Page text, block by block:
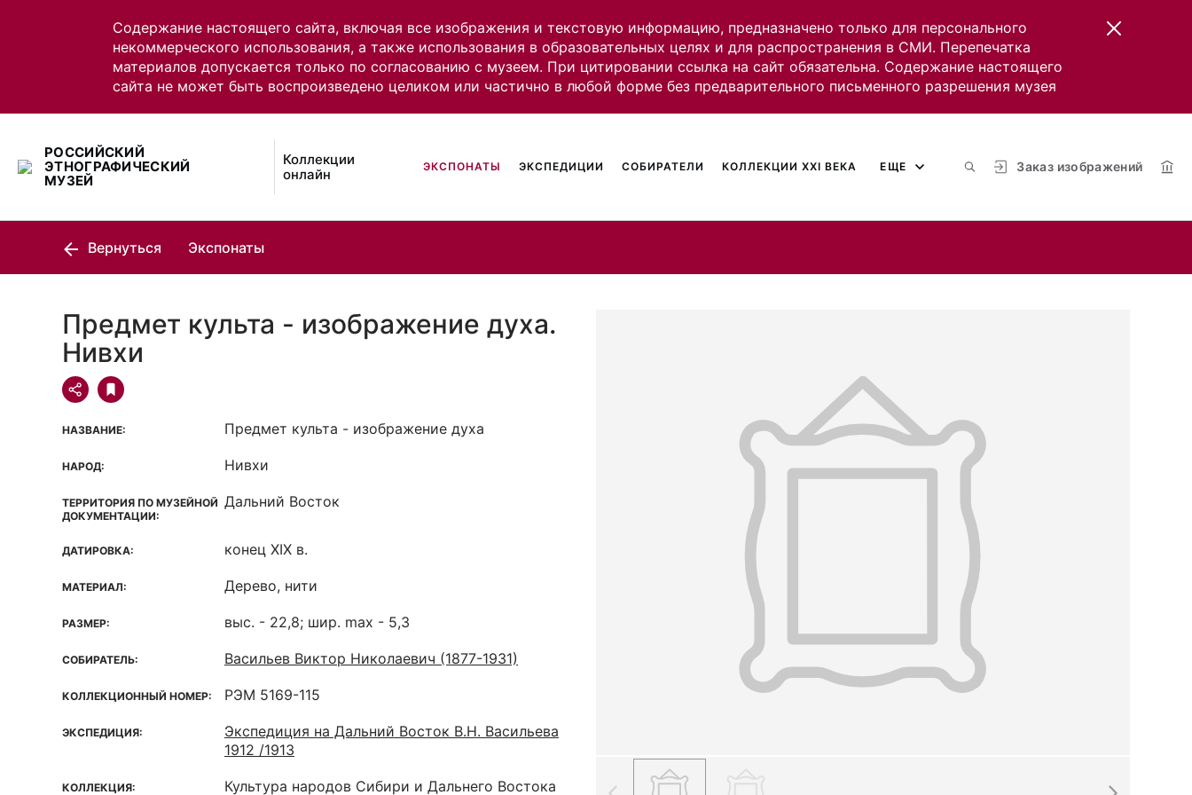
Содержание настоящего сайта, включая все изображения и текстовую информацию, предназначено только для персонального
некоммерческого использования, а также использования в образовательных целях и для распространения в СМИ. Перепечатка
материалов допускается только по согласованию с музеем. При цитировании ссылка на сайт обязательна. Содержание настоящего
сайта не может быть воспроизведено целиком или частично в любой форме без предварительного письменного разрешения музея
РОССИЙСКИЙ
ЭТНОГРАФИЧЕСКИЙ
МУЗЕЙ
Коллекции
онлайн
Заказ изображений
ЭКСПОНАТЫ ЭКСПЕДИЦИИ СОБИРАТЕЛИ КОЛЛЕКЦИИ XXI ВЕКА ЕЩЕ
Вернуться Экспонаты
Предмет культа - изображение духа.
Нивхи
НАЗВАНИЕ: Предмет культа - изображение духа
НАРОД: Нивхи
ТЕРРИТОРИЯ ПО МУЗЕЙНОЙ
ДОКУМЕНТАЦИИ:
Дальний Восток
ДАТИРОВКА: конец XIX в.
МАТЕРИАЛ: Дерево, нити
РАЗМЕР: выс. - 22,8; шир. max - 5,3
СОБИРАТЕЛЬ: Васильев Виктор Николаевич (1877-1931)
КОЛЛЕКЦИОННЫЙ НОМЕР: РЭМ 5169-115
ЭКСПЕДИЦИЯ:
Экспедиция на Дальний Восток В.Н. Васильева
1912 /1913
КОЛЛЕКЦИЯ: Культура народов Сибири и Дальнего Востока